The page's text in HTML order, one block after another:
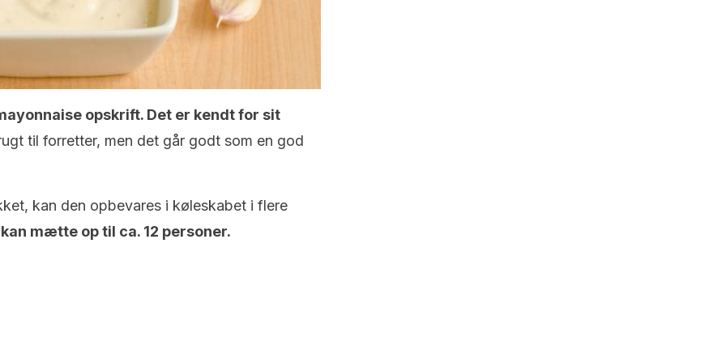
opskrift. Det er kendt for sit
til forretter, men det går godt som en god
kan den opbevares i køleskabet i flere
mætte op til ca. 12 personer.